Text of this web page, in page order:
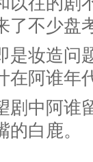
了不少盘
是妆造问
在阿谁年
剧中阿谁
的白鹿。